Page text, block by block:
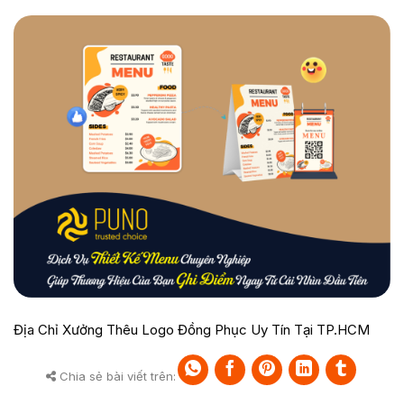
Địa Chỉ Xưởng Thêu Logo Đồng Phục Uy Tín Tại TP.HCM
Chia sẻ bài viết trên: